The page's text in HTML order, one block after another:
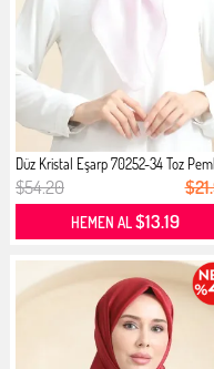
Düz Kristal Eşarp 70252-34 Toz
$54.20
HEMEN AL$13.19